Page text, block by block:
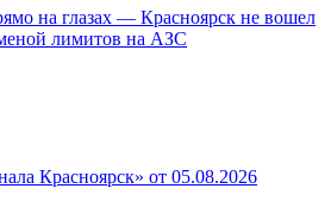
на глазах — Красноярск не вошел
лимитов на АЗС
Красноярск» от 05.08.2026